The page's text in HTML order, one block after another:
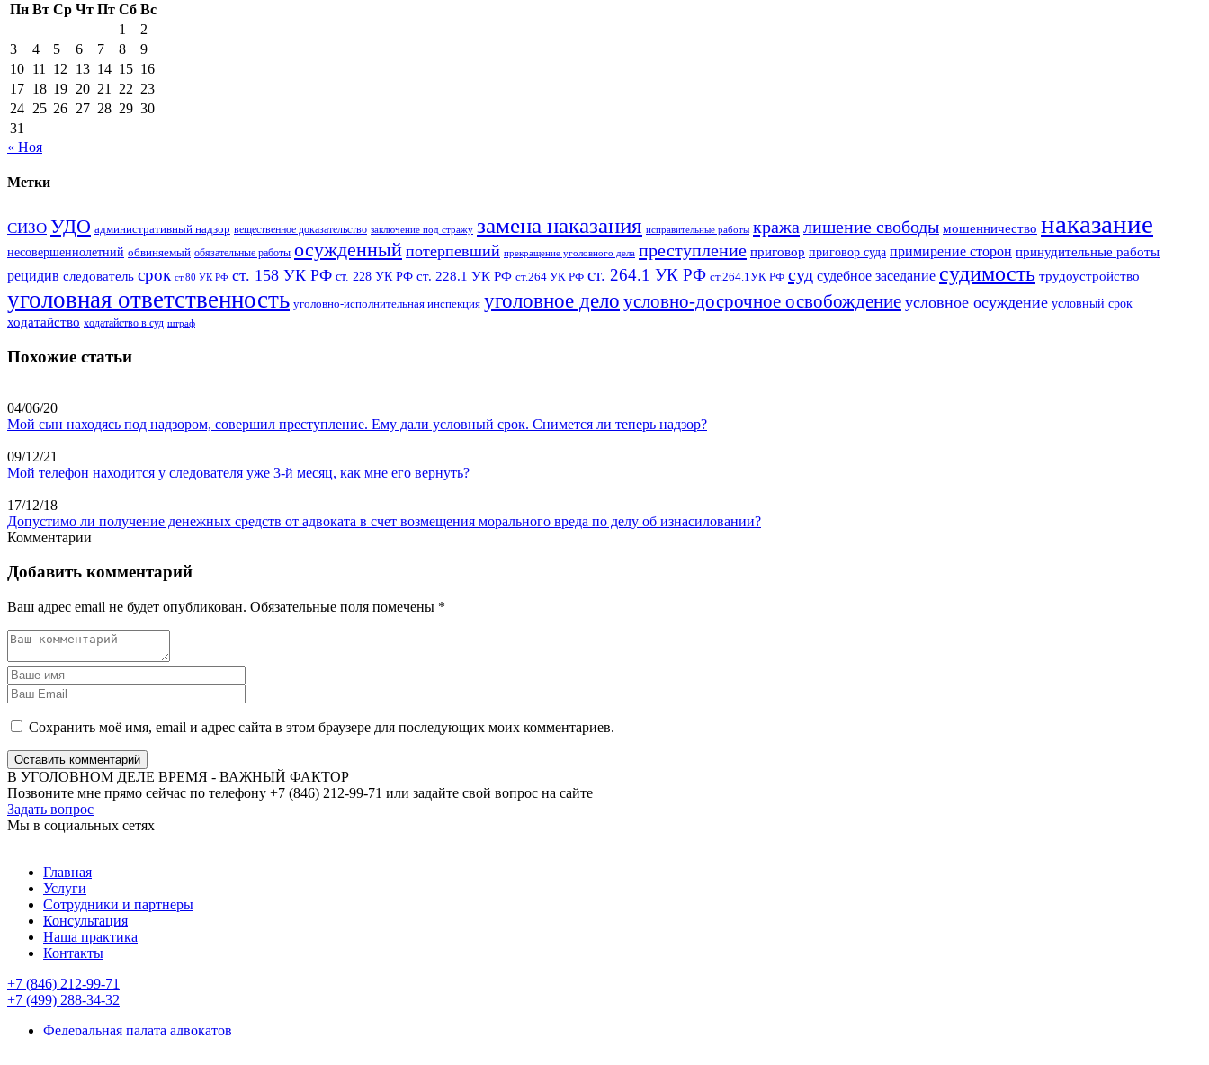
Пн Вт Ср Чт Пт Сб Вс
1
2
3
4 5 6 7 8
9
10 11 12 13 14 15 16
17 18 19 20 21 22 23
24 25 26 27 28 29 30
31
« Ноя
Метки
СИЗО УДО административный надзор вещественное доказательство заключение под стражу замена наказания исправительные работы кража лишение свободы мошенничество наказание
несовершеннолетний обвиняемый обязательные работы осужденный потерпевший прекращение уголовного дела преступление приговор приговор суда примирение сторон принудительные работы
рецидив следователь срок ст.80 УК РФ ст. 158 УК РФ ст. 228 УК РФ ст. 228.1 УК РФ ст.264 УК РФ ст. 264.1 УК РФ ст.264.1УК РФ суд судебное заседание судимость трудоустройство
уголовная ответственность уголовно-исполнительная инспекция уголовное дело условно-досрочное освобождение условное осуждение условный срок
ходатайство ходатайство в суд штраф
Похожие статьи
04/06/20
Мой сын находясь под надзором, совершил преступление. Ему дали условный срок. Снимется ли теперь надзор?
09/12/21
Мой телефон находится у следователя уже 3-й месяц, как мне его вернуть?
17/12/18
Допустимо ли получение денежных средств от адвоката в счет возмещения морального вреда по делу об изнасиловании?
Комментарии
Добавить комментарий
Ваш адрес email не будет опубликован. Обязательные поля помечены *
Сохранить моё имя, email и адрес сайта в этом браузере для последующих моих комментариев.
Оставить комментарий
В УГОЛОВНОМ ДЕЛЕ ВРЕМЯ - ВАЖНЫЙ ФАКТОР
Позвоните мне прямо сейчас по телефону +7 (846) 212-99-71 или задайте свой вопрос на сайте
Задать вопрос
Мы в социальных сетях
Главная
Услуги
Сотрудники и партнеры
Консультация
Наша практика
Контакты
+7 (846) 212-99-71
+7 (499) 288-34-32
Федеральная палата адвокатов